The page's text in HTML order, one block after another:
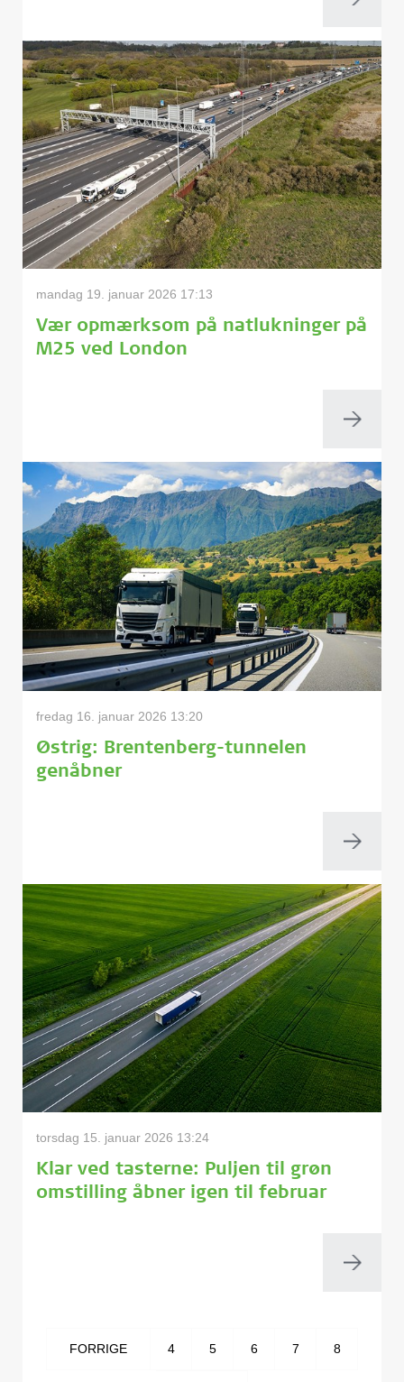
mandag 19. januar 2026 17:13
Vær opmærksom på natlukninger på
M25 ved London
fredag 16. januar 2026 13:20
Østrig: Brentenberg-tunnelen
genåbner
torsdag 15. januar 2026 13:24
Klar ved tasterne: Puljen til grøn
omstilling åbner igen til februar
FORRIGE 4 5 6 7 8